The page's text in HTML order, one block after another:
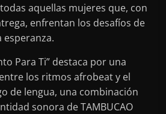
aquellas mujeres que, con
enfrentan los desafíos de
esperanza.
Para Ti” destaca por una
los ritmos afrobeat y el
de lengua, una combinación
sonora de TAMBUCAO